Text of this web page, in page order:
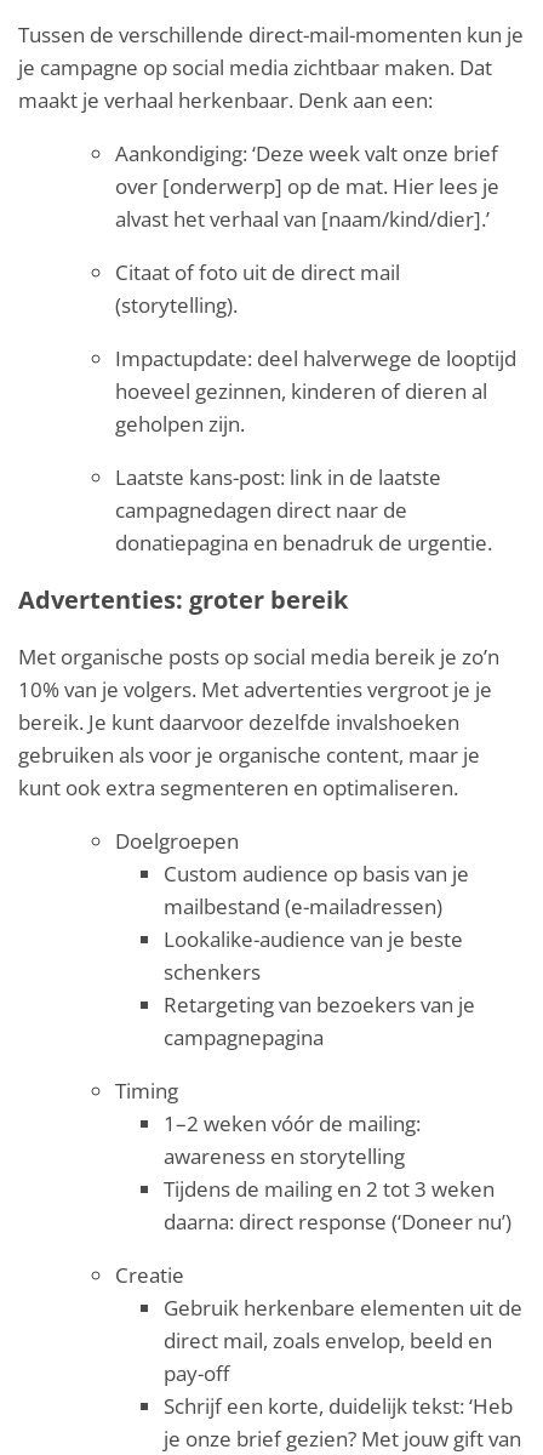
Tussen de verschillende direct-mail-momenten kun je
je campagne op social media zichtbaar maken. Dat
maakt je verhaal herkenbaar. Denk aan een:
Aankondiging: ‘Deze week valt onze brief
over [onderwerp] op de mat. Hier lees je
alvast het verhaal van [naam/kind/dier].’
Citaat of foto uit de direct mail
(storytelling).
Impactupdate: deel halverwege de looptijd
hoeveel gezinnen, kinderen of dieren al
geholpen zijn.
Laatste kans-post: link in de laatste
campagnedagen direct naar de
donatiepagina en benadruk de urgentie.
Advertenties: groter bereik
Met organische posts op social media bereik je zo’n
10% van je volgers. Met advertenties vergroot je je
bereik. Je kunt daarvoor dezelfde invalshoeken
gebruiken als voor je organische content, maar je
kunt ook extra segmenteren en optimaliseren.
Doelgroepen
Custom audience op basis van je
mailbestand (e-mailadressen)
Lookalike-audience van je beste
schenkers
Retargeting van bezoekers van je
campagnepagina
Timing
1–2 weken vóór de mailing:
awareness en storytelling
Tijdens de mailing en 2 tot 3 weken
daarna: direct response (‘Doneer nu’)
Creatie
Gebruik herkenbare elementen uit de
direct mail, zoals envelop, beeld en
pay-off
Schrijf een korte, duidelijk tekst: ‘Heb
je onze brief gezien? Met jouw gift van